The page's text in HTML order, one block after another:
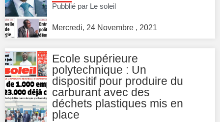
Pubblié par Le soleil
Mercredi, 24 Novembre , 2021
Ecole supérieure
polytechnique : Un
dispositif pour produire du
carburant avec des
déchets plastiques mis en
place